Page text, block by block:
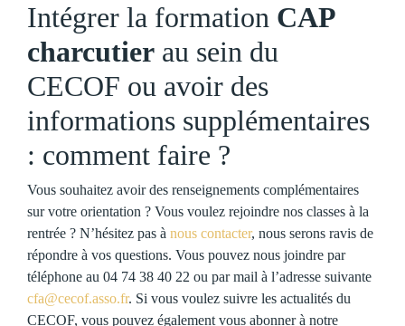
Intégrer la formation CAP
charcutier au sein du
CECOF ou avoir des
informations supplémentaires
: comment faire ?
Vous souhaitez avoir des renseignements complémentaires
sur votre orientation ? Vous voulez rejoindre nos classes à la
rentrée ? N’hésitez pas à nous contacter, nous serons ravis de
répondre à vos questions. Vous pouvez nous joindre par
téléphone au 04 74 38 40 22 ou par mail à l’adresse suivante
cfa@cecof.asso.fr. Si vous voulez suivre les actualités du
CECOF, vous pouvez également vous abonner à notre